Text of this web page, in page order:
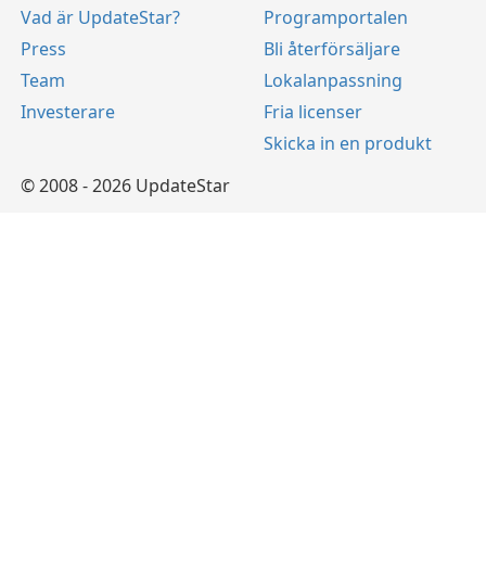
Vad är UpdateStar?
Press
Team
Investerare
Programportalen
Bli återförsäljare
Lokalanpassning
Fria licenser
Skicka in en produkt
© 2008 - 2026 UpdateStar